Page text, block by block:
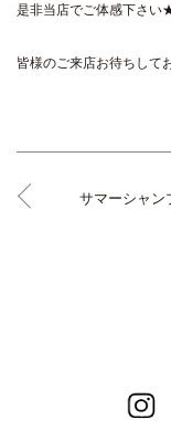
是非当店でご体感下さい
皆様のご来店お待ちして
サマーシャン